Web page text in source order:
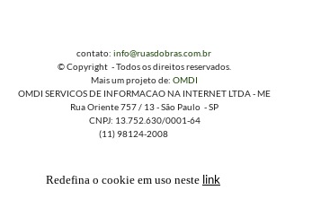
contato: info@ruasdobras.com.br
© Copyright - Todos os direitos reservados.
Mais um projeto de: OMDI
OMDI SERVICOS DE INFORMACAO NA INTERNET LTDA - ME
Rua Oriente 757 / 13 - São Paulo - SP
CNPJ: 13.752.630/0001-64
(11) 98124-2008
Redefina o cookie em uso neste link